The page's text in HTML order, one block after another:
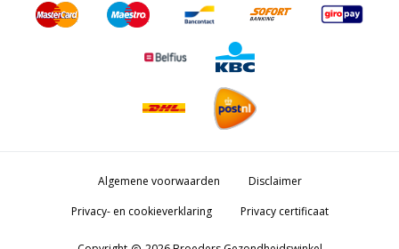
Algemene voorwaarden
Disclaimer
Privacy- en cookieverklaring
Privacy certificaat